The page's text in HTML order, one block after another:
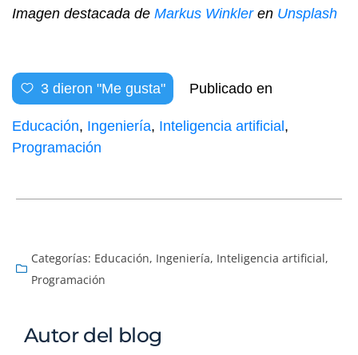
Imagen destacada de Markus Winkleren Unsplash
3 dieron "Me gusta" Publicado en
Educación, Ingeniería, Inteligencia artificial ,
Programación
Categorías: Educación, Ingeniería, Inteligencia artificial,
Programación
Autor del blog